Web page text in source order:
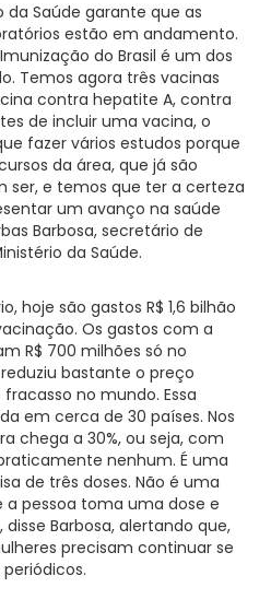
da Saúde garante que as
estão em andamento.
do Brasil é um dos
Temos agora três vacinas
contra hepatite A, contra
de incluir uma vacina, o
fazer vários estudos porque
da área, que já são
ser, e temos que ter a certeza
um avanço na saúde
Barbosa, secretário de
da Saúde.
hoje são gastos R$ 1,6 bilhão
Os gastos com a
R$ 700 milhões só no
bastante o preço
no mundo. Essa
em cerca de 30 países. Nos
chega a 30%, ou seja, com
nenhum. É uma
de três doses. Não é uma
pessoa toma uma dose e
Barbosa, alertando que,
precisam continuar se